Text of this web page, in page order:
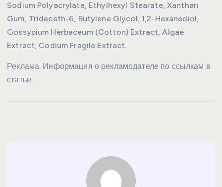
Sodium Polyacrylate, Ethylhexyl Stearate, Xanthan
Gum, Trideceth-6, Butylene Glycol, 1,2-Hexanediol,
Gossypium Herbaceum (Cotton) Extract, Algae
Extract, Codium Fragile Extract.
Реклама. Информация о рекламодателе по ссылкам в
статье.